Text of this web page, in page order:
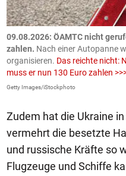
09.08.2026: ÖAMTC nicht
zahlen. Nach einer Autopanne
organisieren. Das reichte nicht:
muss er nun 130 Euro zahlen
Getty Images/iStockphoto
Zudem hat die Ukraine
vermehrt die besetzte
und russische Kräfte so
Flugzeuge und Schiffe